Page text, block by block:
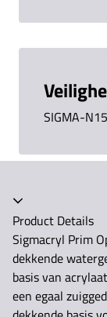
SIGMA-
Accordeon
Product Details
Sigmacryl Prim
dekkende
basis van
een egaal